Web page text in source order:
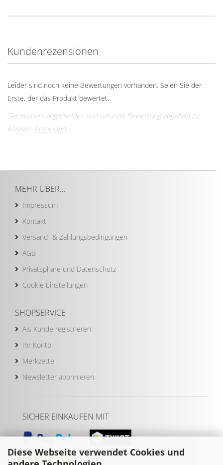
Diese Webseite verwendet Cookies und
Kundenrezensionen
Leider sind noch keine Bewertungen vorhanden. Seien Sie der
Erste, der das Produkt bewertet.
Sie müssen angemeldet sein um eine Bewertung abgeben zu
können. Anmelden
MEHR ÜBER...
Impressum
Kontakt
Versand- & Zahlungsbedingungen
AGB
Privatsphäre und Datenschutz
Cookie Einstellungen
SHOPSERVICE
Als Kunde registrieren
Ihr Konto
Merkzettel
Newsletter abonnieren
SICHER EINKAUFEN MIT